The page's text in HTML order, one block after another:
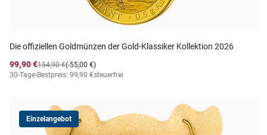
Die offiziellen Goldmünzen der Gold-Klassiker Kollektion 2026
99,90 €
(-55,00 €)
154,90 €
30-Tage-Bestpreis: 99,90 €steuerfrei
Einzelangebot